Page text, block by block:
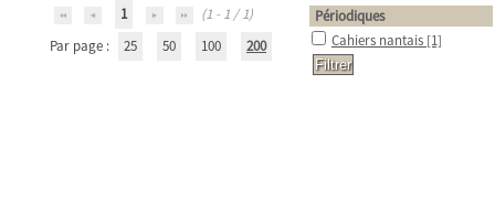
1
(1 - 1 / 1)
Par page :
25 50 100 200
Périodiques
Cahiers nantais [1]